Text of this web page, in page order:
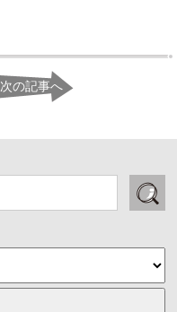
次の記事へ